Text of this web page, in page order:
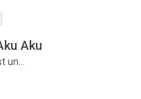
Aku
un…